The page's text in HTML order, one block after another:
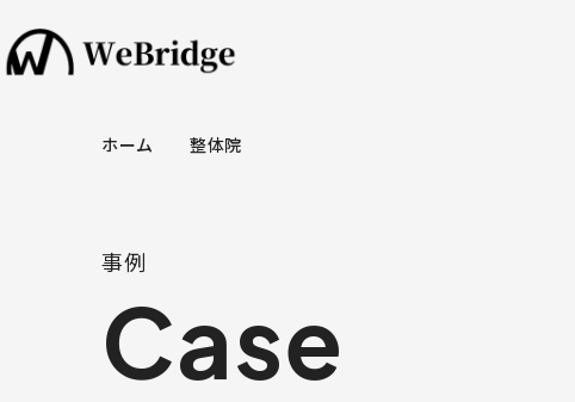
ホーム 整体院
事例
Case